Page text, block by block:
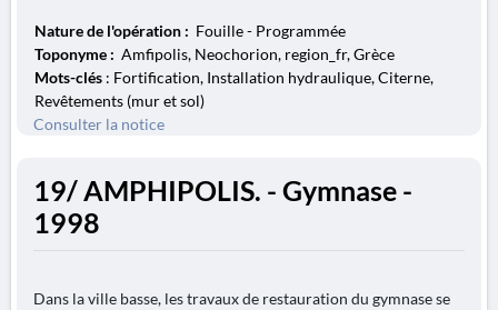
Nature de l'opération : Fouille - Programmée
Toponyme : Amfipolis, Neochorion, region_fr, Grèce
Mots-clés : Fortification, Installation hydraulique, Citerne,
Revêtements (mur et sol)
Consulter la notice
19/ AMPHIPOLIS. - Gymnase -
1998
Dans la ville basse, les travaux de restauration du gymnase se